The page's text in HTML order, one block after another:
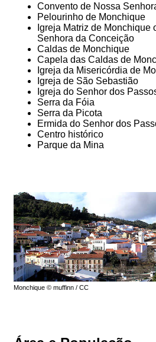
Convento de Nossa
Pelourinho de Monchique
Igreja Matriz de Monchique
Senhora da Conceição
Caldas de Monchique
Capela das Caldas de
Igreja da Misericórdia de
Igreja de São Sebastião
Igreja do Senhor dos
Serra da Fóia
Serra da Picota
Ermida do Senhor dos
Centro histórico
Parque da Mina
Monchique © muffinn / CC